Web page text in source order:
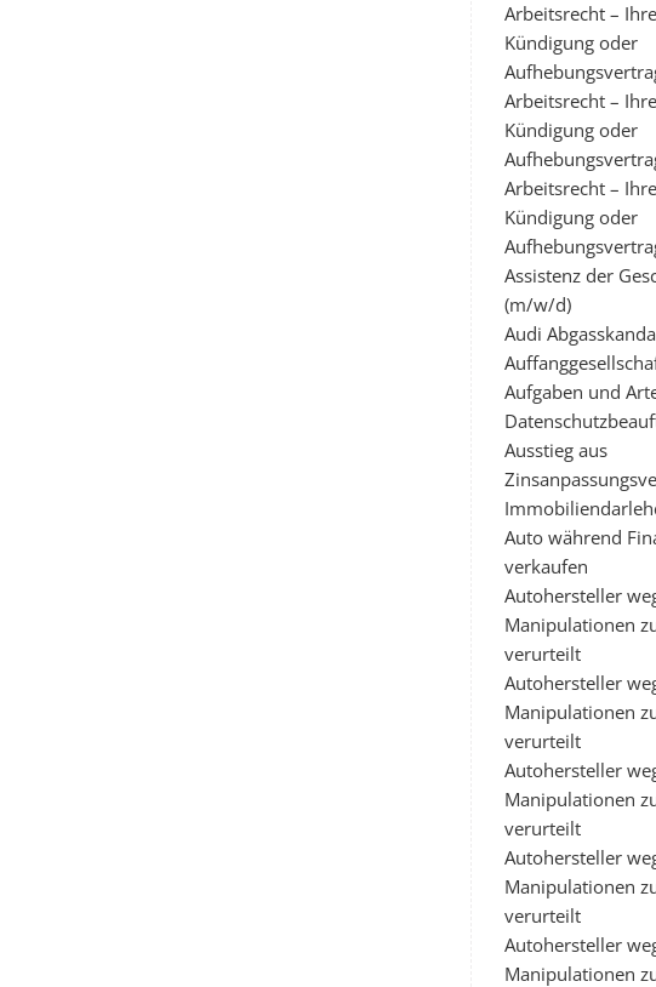
Arbeitsrecht –
Kündigung oder
Arbeitsrecht –
Kündigung oder
Arbeitsrecht –
Kündigung oder
Assistenz der
(m/w/d)
Audi
Aufgaben und
Ausstieg aus
Auto während
verkaufen
Autohersteller
Manipulationen
verurteilt
Autohersteller
Manipulationen
verurteilt
Autohersteller
Manipulationen
verurteilt
Autohersteller
Manipulationen
verurteilt
Autohersteller
Manipulationen